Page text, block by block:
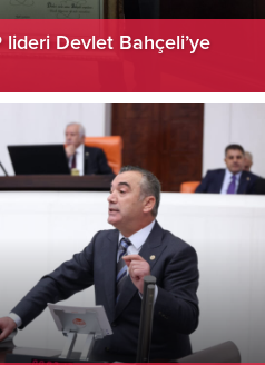
lideri Devlet Bahçeli’ye